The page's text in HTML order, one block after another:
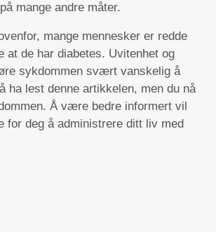
mange andre måter.
mange mennesker er redde
at de har diabetes. Uvitenhet og
sykdommen svært vanskelig å
ha lest denne artikkelen, men du nå
Å være bedre informert vil
for deg å administrere ditt liv med